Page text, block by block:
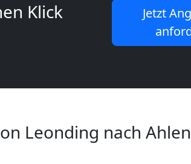
Klick
Jetzt
Leonding nach